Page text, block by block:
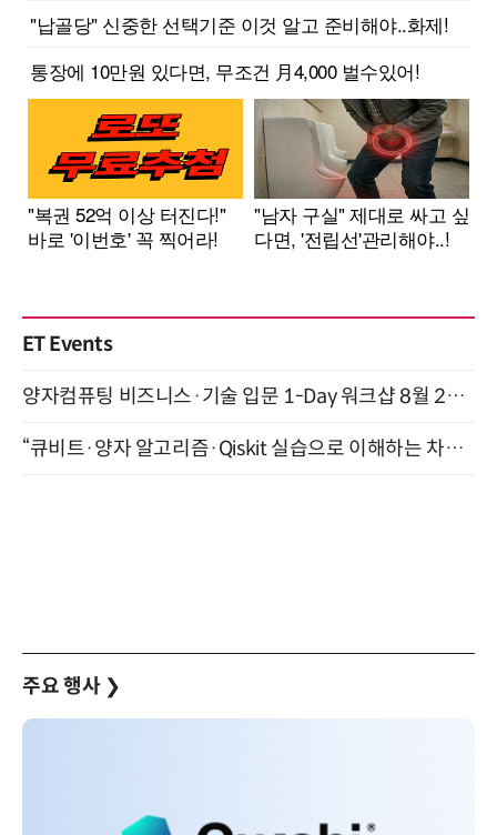
ET Events
양자컴퓨팅 비즈니스·기술 입문 1-Day 워크샵 8월 28일 개최
“큐비트·양자 알고리즘·Qiskit 실습으로 이해하는 차세대 컴퓨팅” (8/28)
주요 행사 ❯